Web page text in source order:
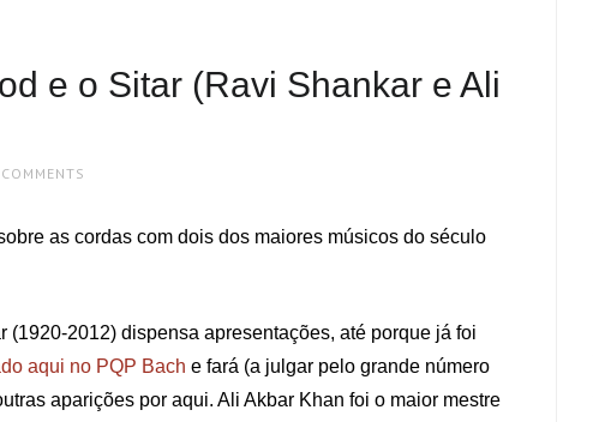
e o Sitar (Ravi Shankar e Ali
as cordas com dois dos maiores músicos do século
(1920-2012) dispensa apresentações, até porque já foi
aqui no PQP Bach e fará (a julgar pelo grande número
aparições por aqui. Ali Akbar Khan foi o maior mestre